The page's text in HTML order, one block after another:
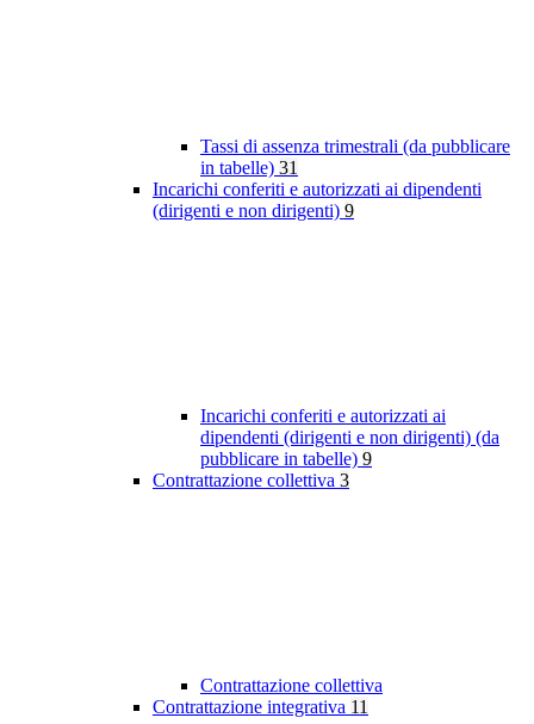
Tassi di assenza trimestrali (da pubblicare
in tabelle) 31
Incarichi conferiti e autorizzati ai dipendenti
(dirigenti e non dirigenti) 9
Incarichi conferiti e autorizzati ai
dipendenti (dirigenti e non dirigenti) (da
pubblicare in tabelle) 9
Contrattazione collettiva 3
Contrattazione collettiva
Contrattazione integrativa 11